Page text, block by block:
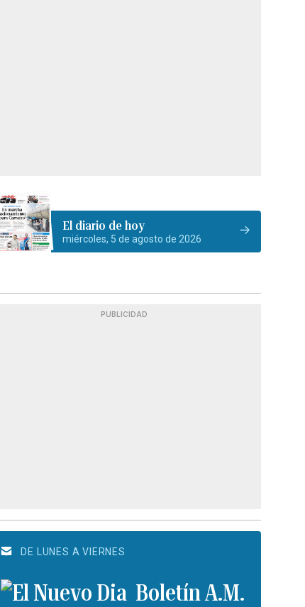
El diario de hoy
miércoles, 5 de agosto de 2026
PUBLICIDAD
DE LUNES A VIERNES
Boletín A.M.